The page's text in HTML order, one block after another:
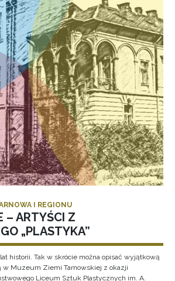
I REGIONU
– ARTYŚCI Z
„PLASTYKA”
historii. Tak w skrócie można opisać wyjątkową
w Muzeum Ziemi Tarnowskiej z okazji
Liceum Sztuk Plastycznych im. A.